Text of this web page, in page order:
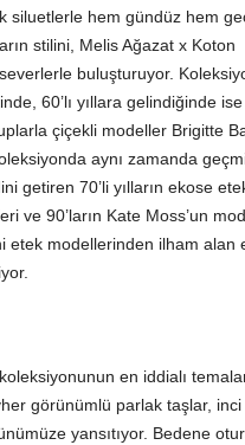
siluetlerle hem gündüz hem
stilini, Melis Ağazat x Koton
buluşturuyor.
60’lı yıllara gelindiğinde
çiçekli modeller Brigitte
aynı zamanda
getiren 70’li yılların ekose
ve 90’ların Kate Moss’un
etek modellerinden ilham alan
en iddialı
görünümlü parlak taşlar,
yansıtıyor. Bedene